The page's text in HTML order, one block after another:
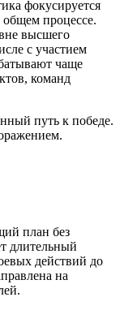
фокусируется
общем процессе.
высшего
с участием
чаще
команд
путь к победе.
план без
длительный
действий до
на